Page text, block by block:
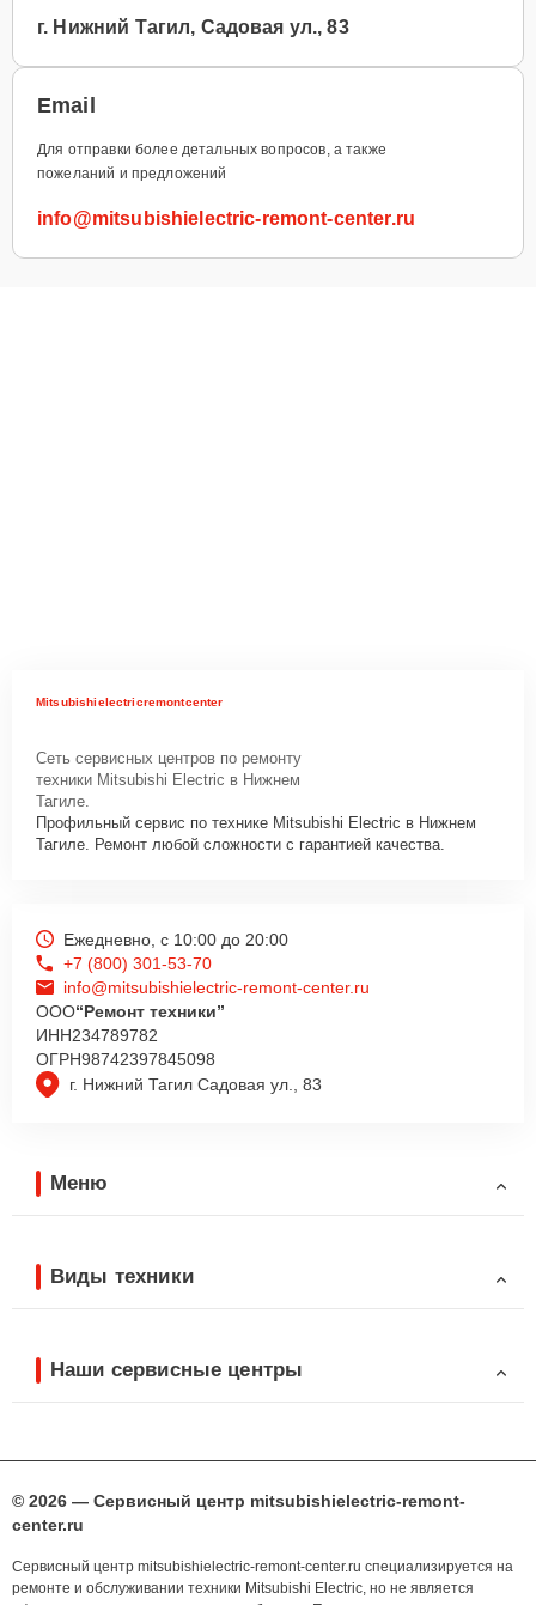
г. Нижний Тагил, Садовая ул., 83
Email
Для отправки более детальных вопросов, а также
пожеланий и предложений
info@mitsubishielectric-remont-center.ru
Mitsubishielectricremontcenter
Сеть сервисных центров по ремонту
техники Mitsubishi Electric в Нижнем
Тагиле.
Профильный сервис по технике Mitsubishi Electric в Нижнем
Тагиле. Ремонт любой сложности с гарантией качества.
г. Нижний Тагил Садовая ул., 83
Ежедневно, с 10:00 до 20:00
+7 (800) 301-53-70
info@mitsubishielectric-remont-center.ru
ООО“Ремонт техники”
ИНН234789782
ОГРН98742397845098
Меню
Виды техники
Наши сервисные центры
© 2026 — Сервисный центр mitsubishielectric-remont-
center.ru
Сервисный центр mitsubishielectric-remont-center.ru специализируется на
ремонте и обслуживании техники Mitsubishi Electric, но не является